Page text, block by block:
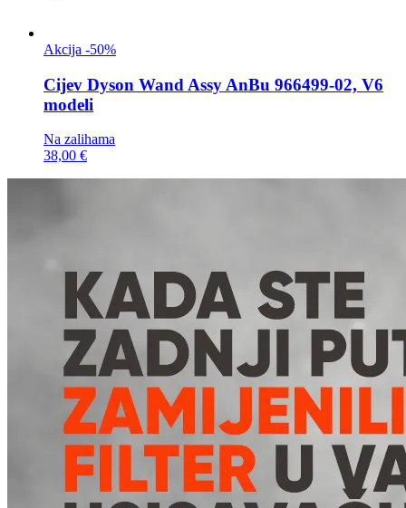
Akcija -50%
Cijev Dyson Wand Assy AnBu 966499-02, V6
modeli
Na zalihama
38,00 €